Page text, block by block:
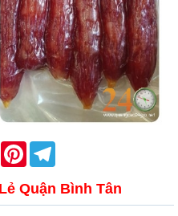
Email Pinterest
Quận Bình Tân